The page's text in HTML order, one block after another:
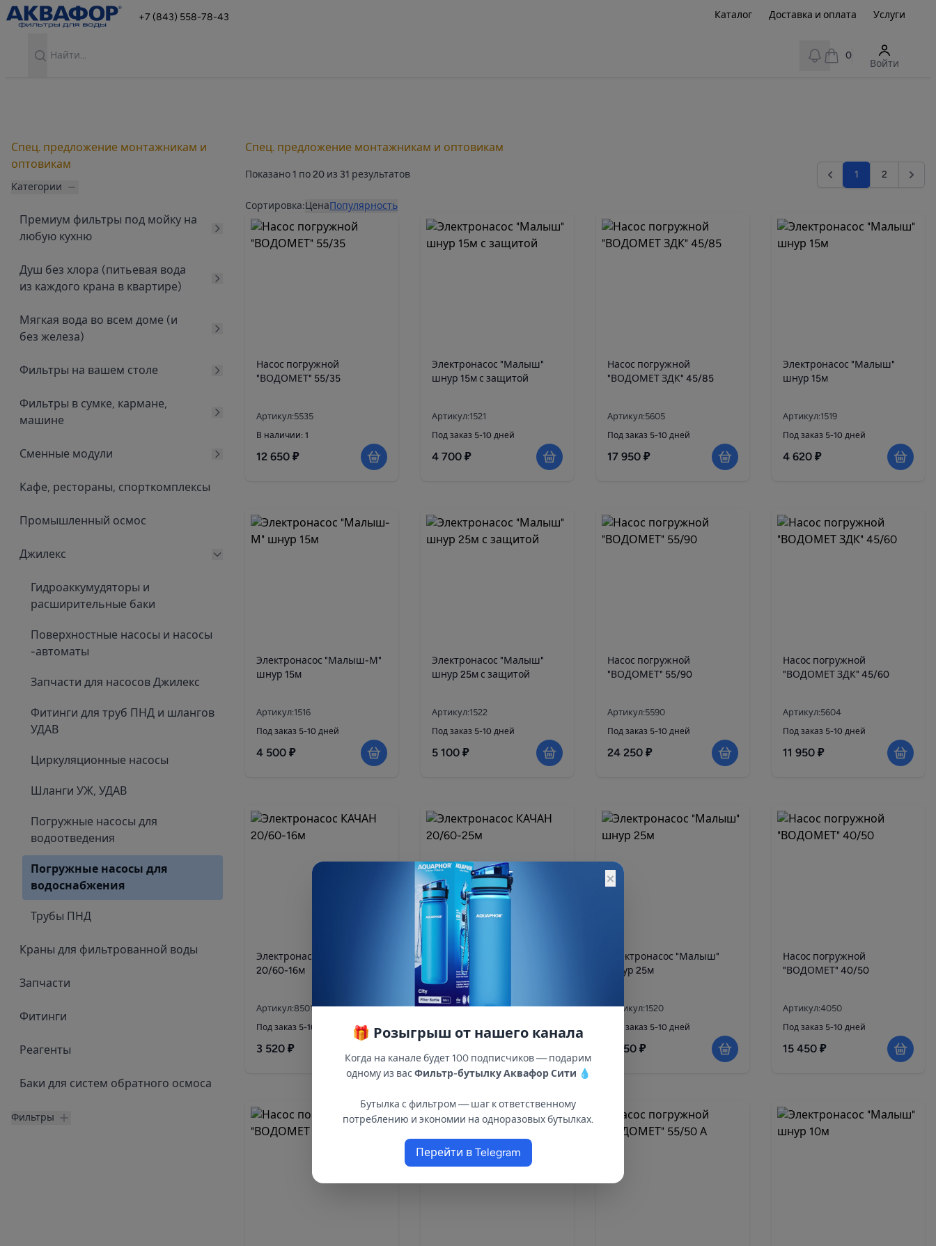
+7 (843) 558-78-43 Каталог Доставка и оплата Услуги
View notifications
0
Войти
Спец. предложение монтажникам и
оптовикам
Категории
Премиум фильтры под мойку на
любую кухню
Душ без хлора (питьевая вода
из каждого крана в квартире)
Мягкая вода во всем доме (и
без железа)
Фильтры на вашем столе
Фильтры в сумке, кармане,
машине
Сменные модули
Кафе, рестораны, спорткомплексы
Промышленный осмос
Джилекс
Гидроаккумудяторы и
расширительные баки
Поверхностные насосы и насосы
-автоматы
Запчасти для насосов Джилекс
Фитинги для труб ПНД и шлангов
УДАВ
Циркуляционные насосы
Шланги УЖ, УДАВ
Погружные насосы для
водоотведения
Погружные насосы для
водоснабжения
Трубы ПНД
Краны для фильтрованной воды
Запчасти
Фитинги
Реагенты
Баки для систем обратного осмоса
Фильтры
Спец. предложение монтажникам и оптовикам
Показано 1 по20 из 31 результатов 1 2
Продукты
Сортировка:ЦенаПопулярность
Насос погружной
"ВОДОМЕТ" 55/35
Артикул:5535
В наличии: 1
12 650 ₽
Электронасос "Малыш"
шнур 15м с защитой
Артикул:1521
Под заказ 5-10 дней
4 700 ₽
Насос погружной
"ВОДОМЕТ ЗДК" 45/85
Артикул:5605
Под заказ 5-10 дней
17 950 ₽
Электронасос "Малыш"
шнур 15м
Артикул:1519
Под заказ 5-10 дней
4 620 ₽
Электронасос "Малыш-М"
шнур 15м
Артикул:1516
Под заказ 5-10 дней
4 500 ₽
Электронасос "Малыш"
шнур 25м с защитой
Артикул:1522
Под заказ 5-10 дней
5 100 ₽
Насос погружной
"ВОДОМЕТ" 55/90
Артикул:5590
Под заказ 5-10 дней
24 250 ₽
Насос погружной
"ВОДОМЕТ ЗДК" 45/60
Артикул:5604
Под заказ 5-10 дней
11 950 ₽
Электронасос КАЧАН
20/60-16м
Артикул:8501
Под заказ 5-10 дней
3 520 ₽
Электронасос КАЧАН
20/60-25м
Артикул:8502
Электронасос "Малыш"
шнур 25м
Артикул:1520
Под заказ 5-10 дней
5 050 ₽
Насос погружной
"ВОДОМЕТ" 40/50
Артикул:4050
Под заказ 5-10 дней
15 450 ₽
×
🎁 Розыгрыш от нашего канала
Когда на канале будет 100 подписчиков — подарим
одному из вас Фильтр-бутылку Аквафор Сити 💧
Бутылка с фильтром — шаг к ответственному
потреблению и экономии на одноразовых бутылках.
Перейти в Telegram